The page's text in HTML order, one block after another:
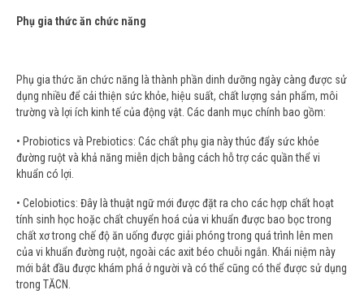
Phụ gia thức ăn chức năng
Phụ gia thức ăn chức năng là thành phần dinh dưỡng ngày càng được sử
dụng nhiều để cải thiện sức khỏe, hiệu suất, chất lượng sản phẩm, môi
trường và lợi ích kinh tế của động vật. Các danh mục chính bao gồm:
• Probiotics và Prebiotics: Các chất phụ gia này thúc đẩy sức khỏe
đường ruột và khả năng miễn dịch bằng cách hỗ trợ các quần thể vi
khuẩn có lợi.
• Celobiotics: Đây là thuật ngữ mới được đặt ra cho các hợp chất hoạt
tính sinh học hoặc chất chuyển hoá của vi khuẩn được bao bọc trong
chất xơ trong chế độ ăn uống được giải phóng trong quá trình lên men
của vi khuẩn đường ruột, ngoài các axit béo chuỗi ngắn. Khái niệm này
mới bắt đầu được khám phá ở người và có thể cũng có thể được sử dụng
trong TĂCN.